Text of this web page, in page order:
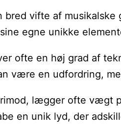
bred vifte af
egne unikke
ofte en høj grad af
være en udfordring,
lægger ofte vægt
en unik lyd, der